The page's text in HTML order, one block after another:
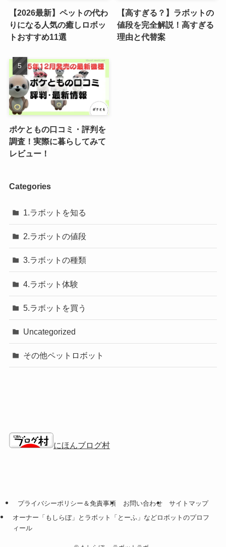
【2026最新】ペットの代わ
りになる人気の癒しロボッ
トおすすめ11選
【高すぎる？】ラボットの
値段を完全解説！高すぎる
理由と代替案
ポケともの口コミ・評判を
調査！実際に暮らしてみて
レビュー！
Categories
1.ラボットを知る
2.ラボットの値段
3.ラボットの種類
4.ラボット体験
5.ラボットを買う
Uncategorized
その他ペットロボット
にほんブログ村
プライバシーポリシー＆免責事項 お問い合わせ
サイトマップ
オーナー「もしらぼ」とラボット「とーふ」などロボットのプロフ
ィール